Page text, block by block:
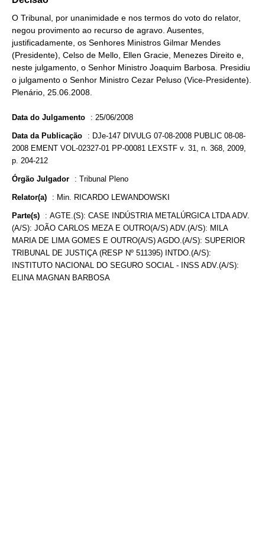
O Tribunal, por unanimidade e nos termos do voto do relator,
negou provimento ao recurso de agravo. Ausentes,
justificadamente, os Senhores Ministros Gilmar Mendes
(Presidente), Celso de Mello, Ellen Gracie, Menezes Direito e,
neste julgamento, o Senhor Ministro Joaquim Barbosa. Presidiu
o julgamento o Senhor Ministro Cezar Peluso (Vice-Presidente).
Plenário, 25.06.2008.
Data do Julgamento : 25/06/2008
Data da Publicação : DJe-147 DIVULG 07-08-2008 PUBLIC 08-08-
2008 EMENT VOL-02327-01 PP-00081 LEXSTF v. 31, n. 368, 2009,
p. 204-212
Órgão Julgador : Tribunal Pleno
Relator(a) : Min. RICARDO LEWANDOWSKI
Parte(s) : AGTE.(S): CASE INDÚSTRIA METALÚRGICA LTDA ADV.
(A/S): JOÃO CARLOS MEZA E OUTRO(A/S) ADV.(A/S): MILA
MARIA DE LIMA GOMES E OUTRO(A/S) AGDO.(A/S): SUPERIOR
TRIBUNAL DE JUSTIÇA (RESP Nº 511395) INTDO.(A/S):
INSTITUTO NACIONAL DO SEGURO SOCIAL - INSS ADV.(A/S):
ELINA MAGNAN BARBOSA